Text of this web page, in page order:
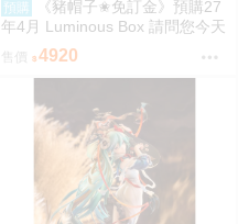
預購
《豬帽子✬免訂金》預購27
年4月 Luminous Box 請問您今天
要來點兔子嗎？ 心愛 禮服Ver 1/
7 0906
4920